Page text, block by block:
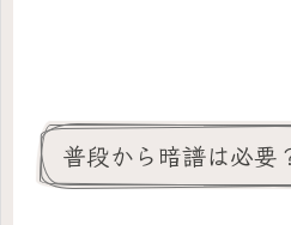
普段から暗譜は必要